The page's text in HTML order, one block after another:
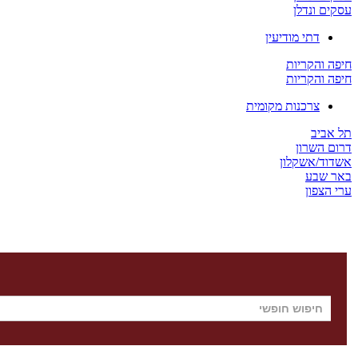
עסקים ונדלן
דתי מודיעין
חיפה והקריות
חיפה והקריות
צרכנות מקומית
תל אביב
דרום השרון
אשדוד/אשקלון
באר שבע
ערי הצפון